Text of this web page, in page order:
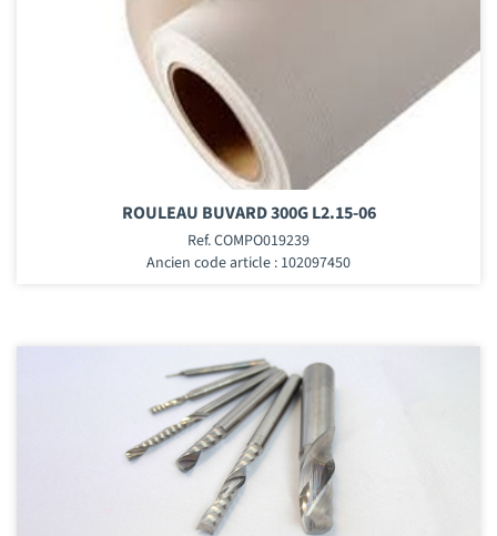
ROULEAU BUVARD 300G L2.15-06
Ref. COMPO019239
Ancien code article : 102097450